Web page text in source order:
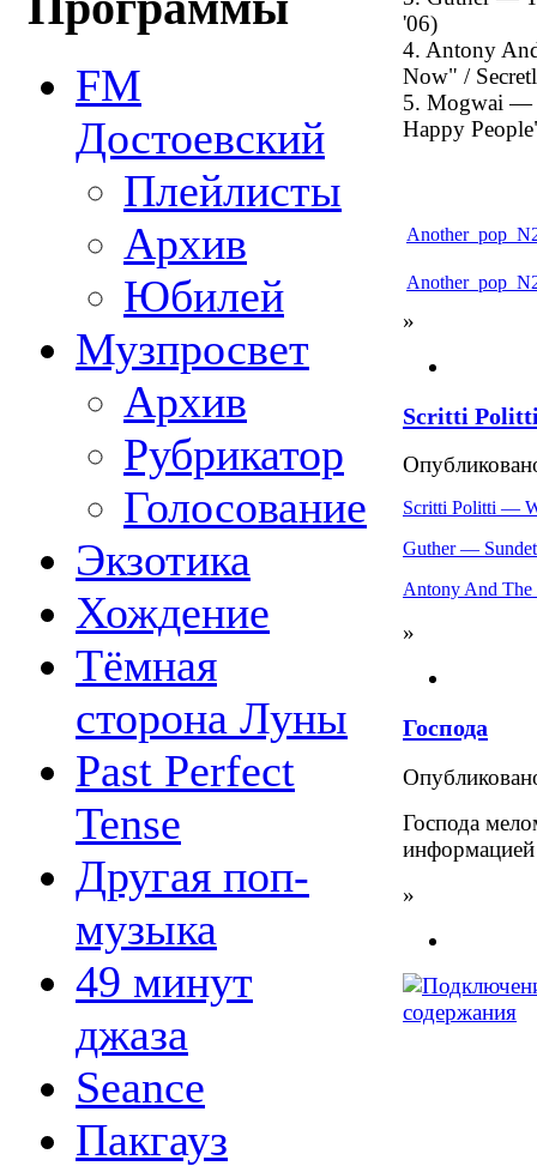
FM
Достоевский
Плейлисты
Архив
Юбилей
Музпросвет
Архив
Рубрикатор
Голосование
Экзотика
Хождение
Тёмная
сторона Луны
Past Perfect
Tense
Другая поп-
музыка
49 минут
джаза
Seance
Пакгауз
'06)
4. Antony
Now" /
5. Mogwai —
Happy
»
Scritti
Scritti Politti —
Guther — Sundet
Antony And
»
Господа
Господа
информацией
»